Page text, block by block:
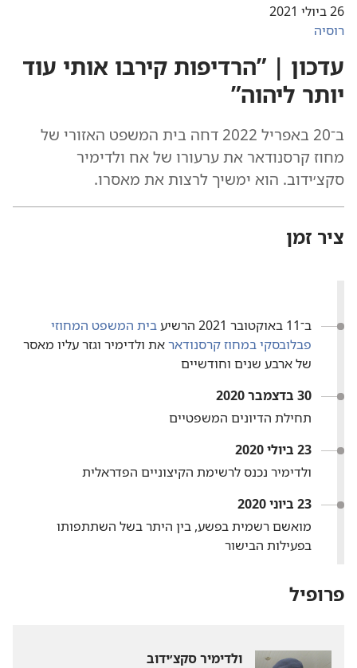
26 ביולי 2021
רוסיה
עדכון | ”‏הרדיפות קירבו אותי עוד
יותר ליהוה”‏
ב־20 באפריל 2022 דחה בית המשפט האזורי של
מחוז קרסנודאר את ערעורו של אח ולדימיר
סקצ׳ידוב.‏ הוא ימשיך לרצות את מאסרו.‏
ציר זמן
ב־11 באוקטובר 2021 הרשיע
בית המשפט המחוזי
פבלובסקי במחוז קרסנודאראת ולדימיר וגזר עליו מאסר
של ארבע שנים וחודשיים
30 בדצמבר 2020
תחילת הדיונים המשפטיים
23 ביולי 2020
ולדימיר נכנס לרשימת הקיצוניים הפדראלית
23 ביוני 2020
מואשם רשמית בפשע,‏ בין היתר בשל השתתפותו
בפעילות הבישור
פרופיל
ולדימיר סקצ׳ידוב